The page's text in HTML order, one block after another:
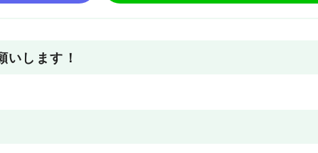
いします！